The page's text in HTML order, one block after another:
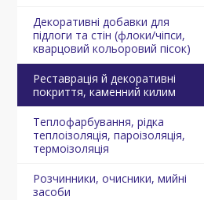
Декоративні добавки для
підлоги та стін (флоки/чіпси,
кварцовий кольоровий пісок)
Реставрація й декоративні
покриття, каменний килим
Теплофарбування, рідка
теплоізоляція, пароізоляція,
термоізоляція
Розчинники, очисники, мийні
засоби